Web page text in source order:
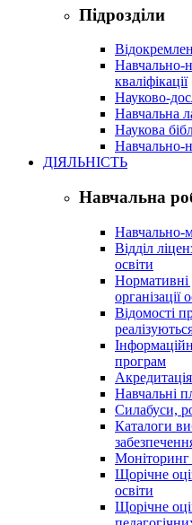
Підрозділи
Навчально-
кваліфікації
Науково-
Навчальна
Наукова
Навчально-
ДІЯЛЬНІСТЬ
Навчальна
Навчально-
Відділ
освіти
Нормативні
організації
Відомості
програм
Навчальні
Силабуси,
Каталоги
Моніторинг
Щорічне
освіти
Щорічне